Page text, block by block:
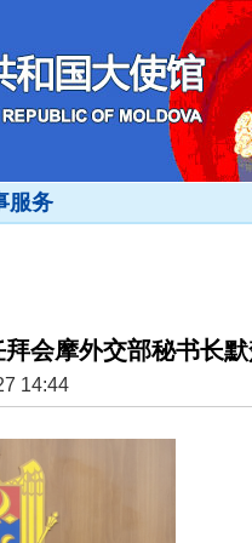
服务
会摩外交部秘书长
14:44